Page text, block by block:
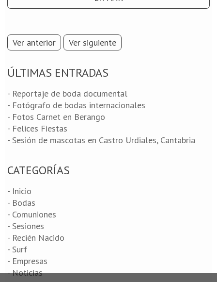
Ver anterior Ver siguiente
ÚLTIMAS ENTRADAS
- Reportaje de boda documental
- Fotógrafo de bodas internacionales
- Fotos Carnet en Berango
- Felices Fiestas
- Sesión de mascotas en Castro Urdiales, Cantabria
CATEGORÍAS
- Inicio
- Bodas
- Comuniones
- Sesiones
- Recién Nacido
- Surf
- Empresas
- Noticias